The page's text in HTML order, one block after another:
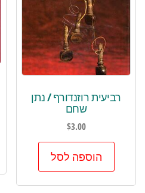
רביעית רוזנדורף / נתן
שחם
$3.00
הוספה לסל